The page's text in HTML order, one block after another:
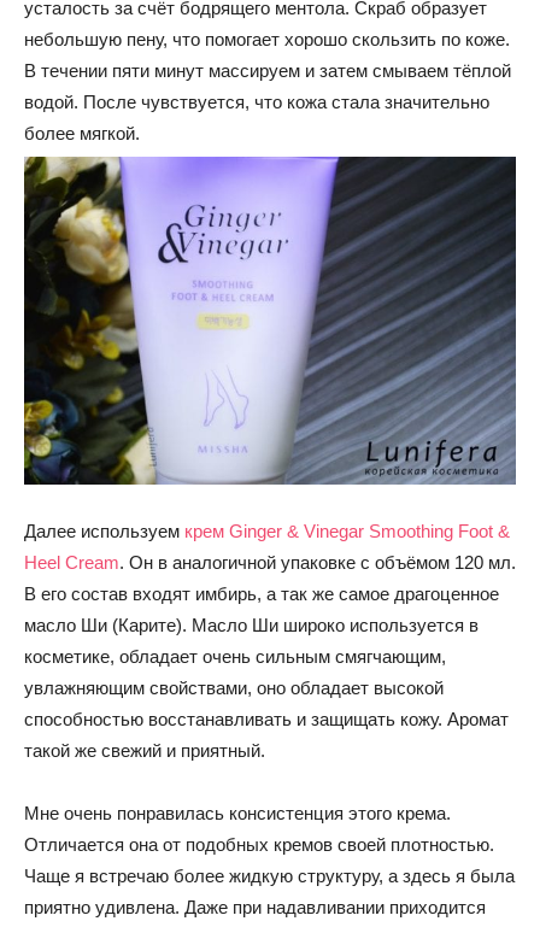
усталость за счёт бодрящего ментола. Скраб образует
небольшую пену, что помогает хорошо скользить по коже.
В течении пяти минут массируем и затем смываем тёплой
водой. После чувствуется, что кожа стала значительно
более мягкой.
Далее используем крем Ginger & Vinegar Smoothing Foot &
Heel Cream. Он в аналогичной упаковке с объёмом 120 мл.
В его состав входят имбирь, а так же самое драгоценное
масло Ши (Карите). Масло Ши широко используется в
косметике, обладает очень сильным смягчающим,
увлажняющим свойствами, оно обладает высокой
способностью восстанавливать и защищать кожу. Аромат
такой же свежий и приятный.
Мне очень понравилась консистенция этого крема.
Отличается она от подобных кремов своей плотностью.
Чаще я встречаю более жидкую структуру, а здесь я была
приятно удивлена. Даже при надавливании приходится